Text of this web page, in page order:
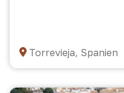
Torrevieja, Spanien